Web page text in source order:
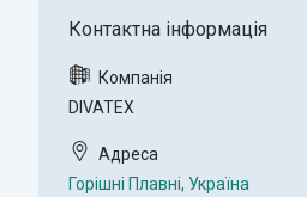
DIVATEX
Горішні Плавні, Україна